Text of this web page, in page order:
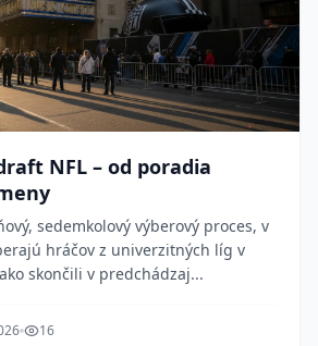
NFL – od poradia
sedemkolový výberový proces, v
hráčov z univerzitných líg v
skončili v predchádzaj...
16